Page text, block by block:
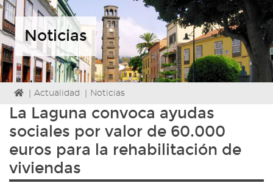
de
Facebook
de
Twitter
de
Youtube
Noticias
Icono
Home
para
a
la
página
Actualidad Noticias
La Laguna convoca ayudas
sociales por valor de 60.000
euros para la rehabilitación de
viviendas